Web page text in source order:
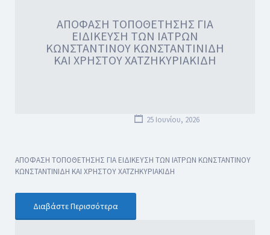
ΑΠΟΦΑΣΗ ΤΟΠΟΘΕΤΗΣΗΣ ΓΙΑ
ΕΙΔΙΚΕΥΣΗ ΤΩΝ ΙΑΤΡΩΝ
ΚΩΝΣΤΑΝΤΙΝΟΥ ΚΩΝΣΤΑΝΤΙΝΙΔΗ
ΚΑΙ ΧΡΗΣΤΟΥ ΧΑΤΖΗΚΥΡΙΑΚΙΔΗ
25 Ιουνίου, 2026
ΑΠΟΦΑΣΗ ΤΟΠΟΘΕΤΗΣΗΣ ΓΙΑ ΕΙΔΙΚΕΥΣΗ ΤΩΝ ΙΑΤΡΩΝ ΚΩΝΣΤΑΝΤΙΝΟΥ
ΚΩΝΣΤΑΝΤΙΝΙΔΗ ΚΑΙ ΧΡΗΣΤΟΥ ΧΑΤΖΗΚΥΡΙΑΚΙΔΗ
Διαβάστε Περισσότερα